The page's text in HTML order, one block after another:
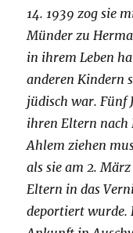
14. 1939 zog sie
Münder zu
in ihrem Leben
anderen Kindern
jüdisch war. Fünf
ihren Eltern nach
Ahlem ziehen
als sie am 2.
Eltern in das
deportiert wurde.